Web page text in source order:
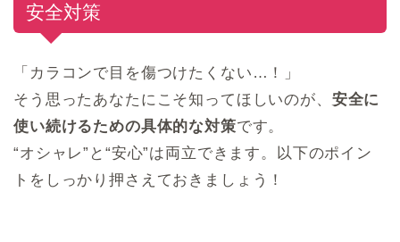
安全対策
「カラコンで目を傷つけたくない…！」
そう思ったあなたにこそ知ってほしいのが、 安全に
使い続けるための具体的な対策です。
“オシャレ”と“安心”は両立できます。以下のポイン
トをしっかり押さえておきましょう！